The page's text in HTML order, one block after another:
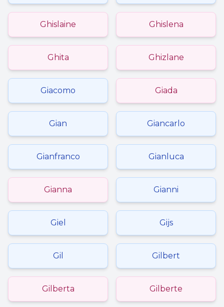
Ghislaine Ghislena
Ghita Ghizlane
Giacomo Giada
Gian Giancarlo
Gianfranco Gianluca
Gianna Gianni
Giel Gijs
Gil Gilbert
Gilberta Gilberte